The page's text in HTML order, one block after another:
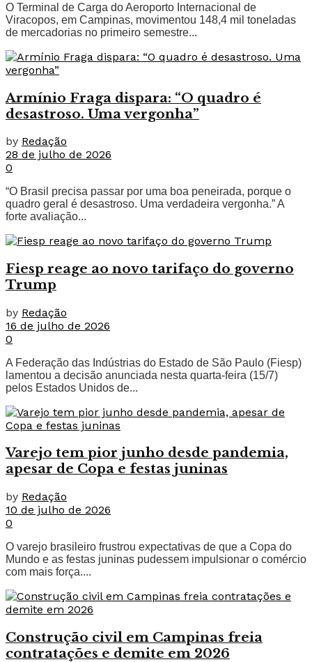
O Terminal de Carga do Aeroporto Internacional de
Viracopos, em Campinas, movimentou 148,4 mil toneladas
de mercadorias no primeiro semestre...
Armínio Fraga dispara: “O quadro é
desastroso. Uma vergonha”
by Redação
28 de julho de 2026
0
“O Brasil precisa passar por uma boa peneirada, porque o
quadro geral é desastroso. Uma verdadeira vergonha.” A
forte avaliação...
Fiesp reage ao novo tarifaço do governo
Trump
by Redação
16 de julho de 2026
0
A Federação das Indústrias do Estado de São Paulo (Fiesp)
lamentou a decisão anunciada nesta quarta-feira (15/7)
pelos Estados Unidos de...
Varejo tem pior junho desde pandemia,
apesar de Copa e festas juninas
by Redação
10 de julho de 2026
0
O varejo brasileiro frustrou expectativas de que a Copa do
Mundo e as festas juninas pudessem impulsionar o comércio
com mais força....
Construção civil em Campinas freia
contratações e demite em 2026